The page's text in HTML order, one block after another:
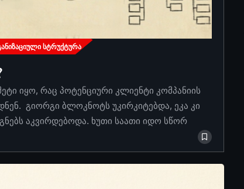
ᲡᲢᲠᲣᲥᲢᲣᲠᲐ
იყო, რაც პოტენციური კლიენტი კომპანიის
გიორგი ბლოკნოტს უკირკიტებდა, ეკა კი
აკვირდებოდა. ხუთი საათი იდო სწორ